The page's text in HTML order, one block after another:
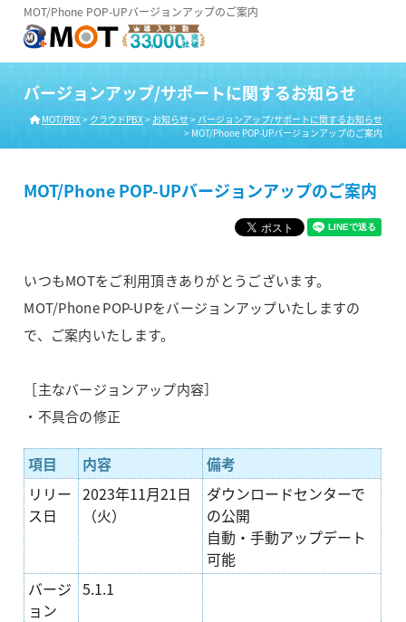
MOT/Phone POP-UPバージョンアップのご案内
バージョンアップ/サポートに関するお知らせ
MOT/PBX> クラウドPBX> お知らせ> バージョンアップ/サポートに関するお知らせ
> MOT/Phone POP-UPバージョンアップのご案内
MOT/Phone POP-UPバージョンアップのご案内
いつもMOTをご利用頂きありがとうございます。
MOT/Phone POP-UPをバージョンアップいたしますの
で、ご案内いたします。
［主なバージョンアップ内容］
・不具合の修正
項目 内容
備考
リリー
ス日
2023年11月21日
（火）
ダウンロードセンターで
の公開
自動・手動アップデート
可能
バージ
ョン
5.1.1